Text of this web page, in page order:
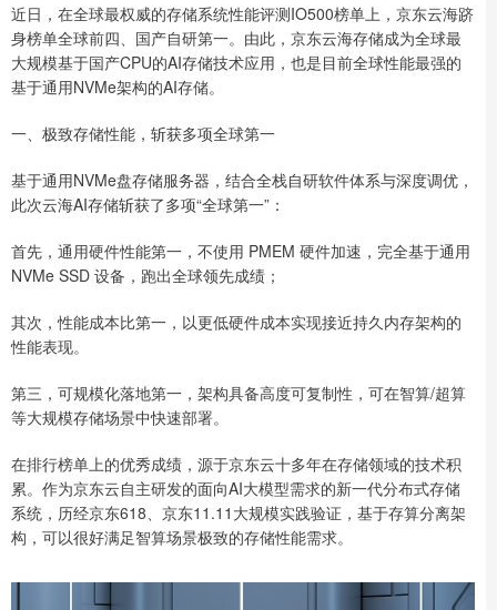
近日，在全球最权威的存储系统性能评测IO500榜单上，京东云海跻
身榜单全球前四、国产自研第一。由此，京东云海存储成为全球最
大规模基于国产CPU的AI存储技术应用，也是目前全球性能最强的
基于通用NVMe架构的AI存储。
一、极致存储性能，斩获多项全球第一
基于通用NVMe盘存储服务器，结合全栈自研软件体系与深度调优，
此次云海AI存储斩获了多项“全球第一”：
首先，通用硬件性能第一，不使用 PMEM 硬件加速，完全基于通用
NVMe SSD 设备，跑出全球领先成绩；
其次，性能成本比第一，以更低硬件成本实现接近持久内存架构的
性能表现。
第三，可规模化落地第一，架构具备高度可复制性，可在智算/超算
等大规模存储场景中快速部署。
在排行榜单上的优秀成绩，源于京东云十多年在存储领域的技术积
累。作为京东云自主研发的面向AI大模型需求的新一代分布式存储
系统，历经京东618、京东11.11大规模实践验证，基于存算分离架
构，可以很好满足智算场景极致的存储性能需求。